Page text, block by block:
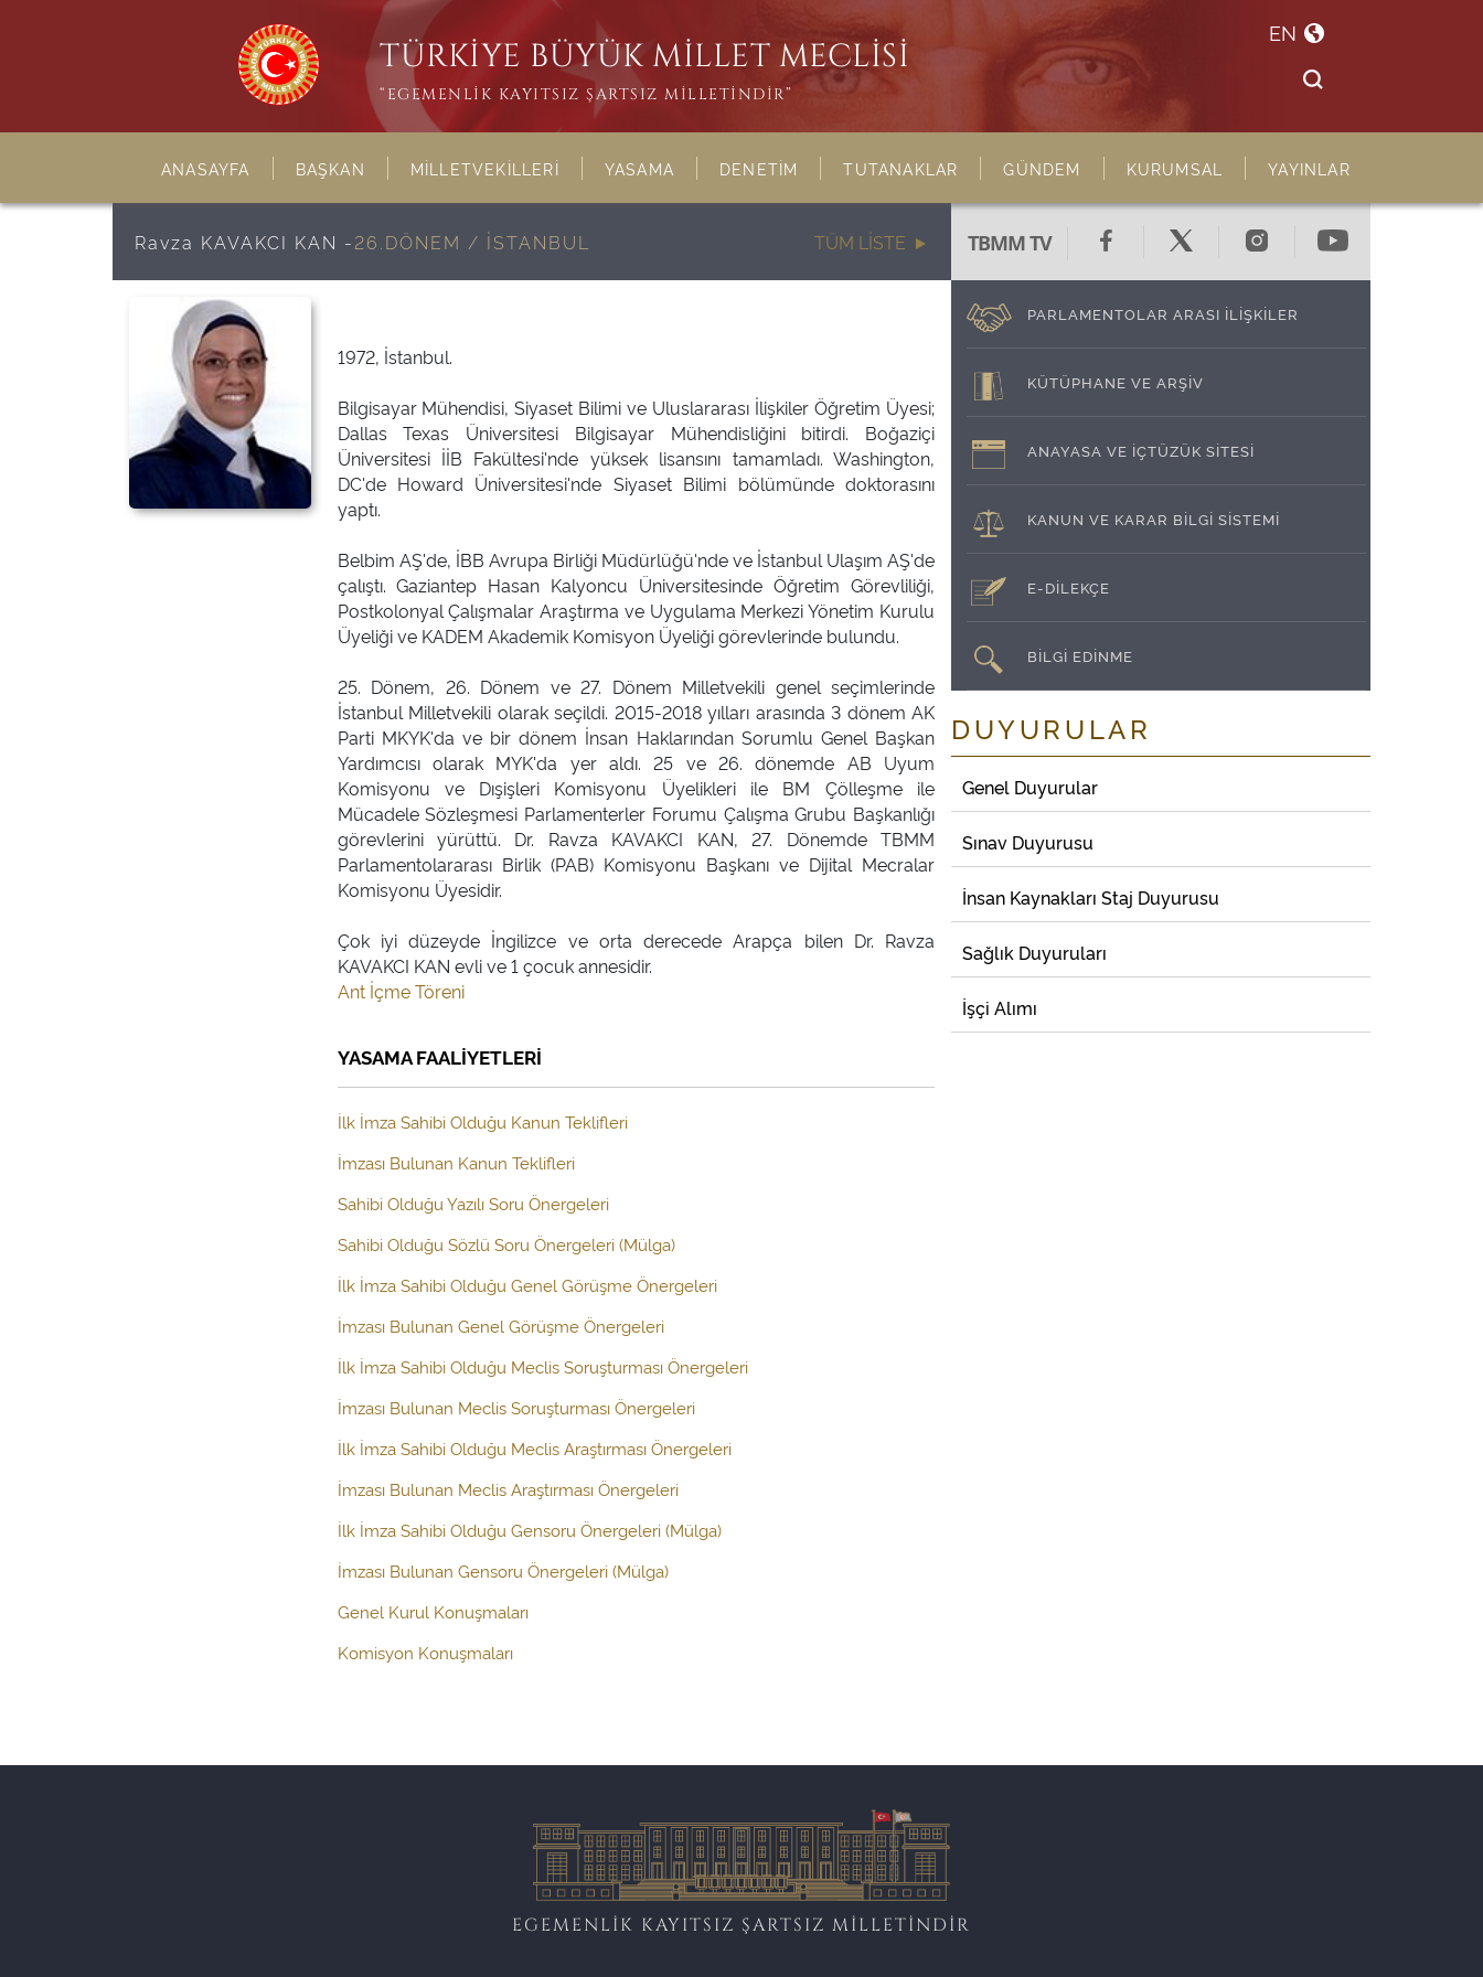
TÜRKİYE BÜYÜK MİLLET MECLİSİ
“EGEMENLİK KAYITSIZ ŞARTSIZ MİLLETİNDİR”
EN
ANASAYFA BAŞKAN MİLLETVEKİLLERİ YASAMA DENETİM TUTANAKLAR GÜNDEM KURUMSAL YAYINLAR
Ravza KAVAKCI KAN -26.DÖNEM / İSTANBUL TÜM LİSTE
1972, İstanbul.
Bilgisayar Mühendisi, Siyaset Bilimi ve Uluslararası İlişkiler Öğretim Üyesi;
Dallas Texas Üniversitesi Bilgisayar Mühendisliğini bitirdi. Boğaziçi
Üniversitesi İİB Fakültesi'nde yüksek lisansını tamamladı. Washington,
DC'de Howard Üniversitesi'nde Siyaset Bilimi bölümünde doktorasını
yaptı.
Belbim AŞ'de, İBB Avrupa Birliği Müdürlüğü'nde ve İstanbul Ulaşım AŞ'de
çalıştı. Gaziantep Hasan Kalyoncu Üniversitesinde Öğretim Görevliliği,
Postkolonyal Çalışmalar Araştırma ve Uygulama Merkezi Yönetim Kurulu
Üyeliği ve KADEM Akademik Komisyon Üyeliği görevlerinde bulundu.
25. Dönem, 26. Dönem ve 27. Dönem Milletvekili genel seçimlerinde
İstanbul Milletvekili olarak seçildi. 2015-2018 yılları arasında 3 dönem AK
Parti MKYK'da ve bir dönem İnsan Haklarından Sorumlu Genel Başkan
Yardımcısı olarak MYK'da yer aldı. 25 ve 26. dönemde AB Uyum
Komisyonu ve Dışişleri Komisyonu Üyelikleri ile BM Çölleşme ile
Mücadele Sözleşmesi Parlamenterler Forumu Çalışma Grubu Başkanlığı
görevlerini yürüttü. Dr. Ravza KAVAKCI KAN, 27. Dönemde TBMM
Parlamentolararası Birlik (PAB) Komisyonu Başkanı ve Dijital Mecralar
Komisyonu Üyesidir.
Çok iyi düzeyde İngilizce ve orta derecede Arapça bilen Dr. Ravza
Ant İçme Töreni
YASAMA FAALİYETLERİ
İlk İmza Sahibi Olduğu Kanun Teklifleri
İmzası Bulunan Kanun Teklifleri
Sahibi Olduğu Yazılı Soru Önergeleri
Sahibi Olduğu Sözlü Soru Önergeleri (Mülga)
İlk İmza Sahibi Olduğu Genel Görüşme Önergeleri
İmzası Bulunan Genel Görüşme Önergeleri
İlk İmza Sahibi Olduğu Meclis Soruşturması Önergeleri
İmzası Bulunan Meclis Soruşturması Önergeleri
İlk İmza Sahibi Olduğu Meclis Araştırması Önergeleri
İmzası Bulunan Meclis Araştırması Önergeleri
İlk İmza Sahibi Olduğu Gensoru Önergeleri (Mülga)
İmzası Bulunan Gensoru Önergeleri (Mülga)
Genel Kurul Konuşmaları
Komisyon Konuşmaları
TBMM TV
PARLAMENTOLAR ARASI İLİŞKİLER
KÜTÜPHANE VE ARŞİV
ANAYASA VE İÇTÜZÜK SİTESİ
KANUN VE KARAR BİLGİ SİSTEMİ
E-DİLEKÇE
BİLGİ EDİNME
DUYURULAR
Genel Duyurular
Sınav Duyurusu
İnsan Kaynakları Staj Duyurusu
Sağlık Duyuruları
İşçi Alımı
EGEMENLİK KAYITSIZ ŞARTSIZ MİLLETİNDİR